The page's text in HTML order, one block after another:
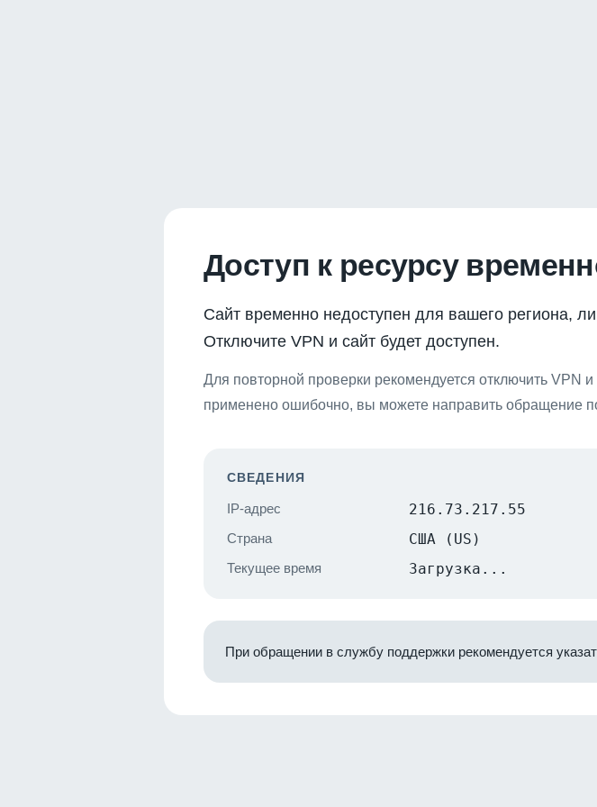
Доступ к ресурсу
Сайт временно недоступен для вашего региона,
Отключите VPN и сайт будет доступен.
Для повторной проверки рекомендуется отключить VPN
применено ошибочно, вы можете направить обращение
СВЕДЕНИЯ
IP-адрес 216.73.217.55
Страна США (US)
Текущее время Загрузка...
При обращении в службу поддержки рекомендуется